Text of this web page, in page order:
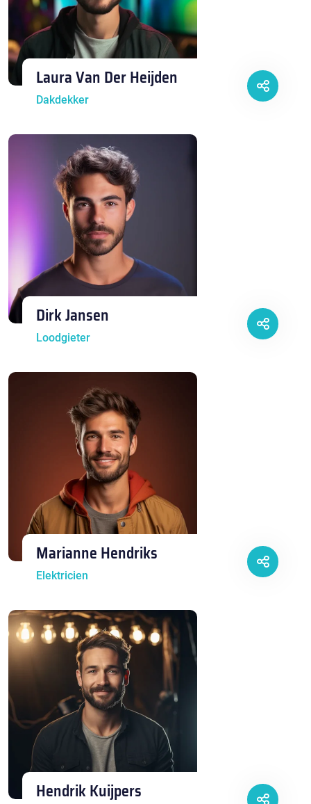
Laura Van Der Heijden
Dakdekker
Dirk Jansen
Loodgieter
Marianne Hendriks
Elektricien
Hendrik Kuijpers